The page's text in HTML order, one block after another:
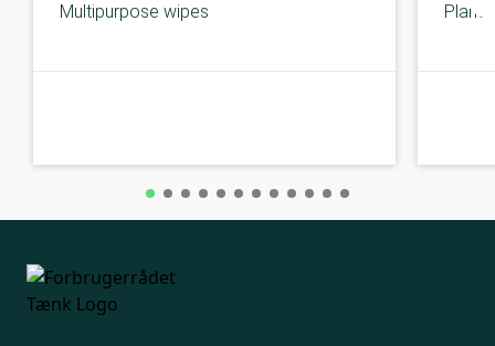
Multipurpose wipes Plant